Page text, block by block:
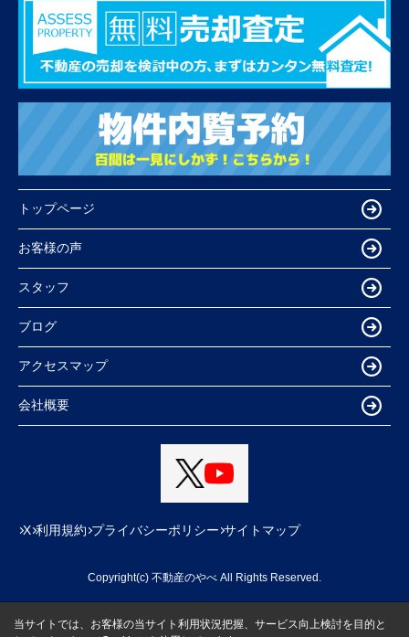
トップページ
お客様の声
スタッフ
ブログ
アクセスマップ
会社概要
X 利用規約 プライバシーポリシー サイトマップ
Copyright(c) 不動産のやべ All Rights Reserved.
当サイトでは、お客様の当サイト利用状況把握、サービス向上検討を目的と